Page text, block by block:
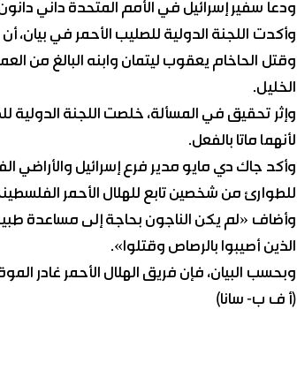
ودعا سفير إسرائيل في الأمم المتحدة داني
وأكدت اللجنة الدولية للصليب الأحمر في بيان،
الخليل.
وإثر تحقيق في المسألة، خلصت اللجنة الدولية
لأنهما ماتا بالفعل.
وأكد جاك دي مايو مدير فرع إسرائيل والأراضي
للطوارئ من شخصين تابع للهلال الأحمر
وأضاف «لم يكن الناجون بحاجة إلى مساعدة
الذين أصيبوا بالرصاص وقتلوا».
وبحسب البيان، فإن فريق الهلال الأحمر غادر
(أ ف ب- سانا)